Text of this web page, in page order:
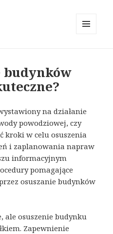
budynków
na działanie
powodziowej, czy
kroki w celu osuszenia
i zaplanowania napraw
informacyjnym
pomagające
osuszanie budynków
ale osuszenie budynku
Zapewnienie